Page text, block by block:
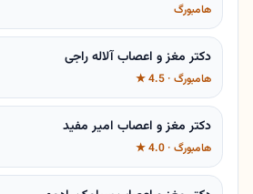
هامبورگ
دکتر مغز و اعصاب آلاله راجی
هامبورگ · 4.5 ★
دکتر مغز و اعصاب امیر مفید
هامبورگ · 4.0 ★